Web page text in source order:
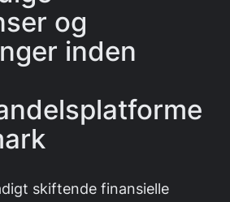
og
inden
skiftende finansielle